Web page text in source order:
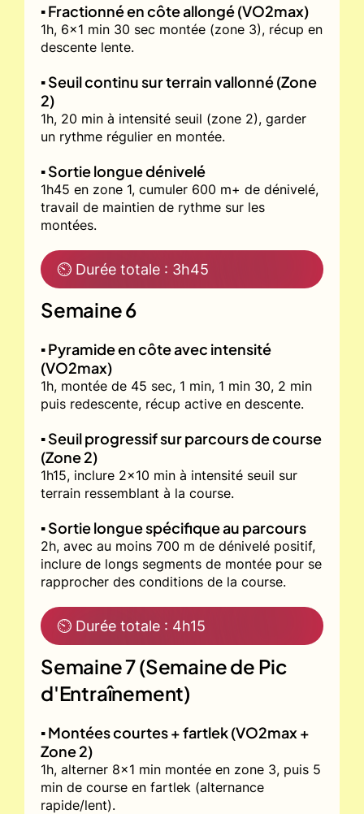
▪️ Fractionné en côte allongé (VO2max)
1h, 6x1 min 30 sec montée (zone 3), récup en
descente lente.
▪️ Seuil continu sur terrain vallonné (Zone
2)
1h, 20 min à intensité seuil (zone 2), garder
un rythme régulier en montée.
▪️ Sortie longue dénivelé
1h45 en zone 1, cumuler 600 m+ de dénivelé,
travail de maintien de rythme sur les
montées.
⏲ Durée totale : 3h45
Semaine 6
▪️ Pyramide en côte avec intensité
(VO2max)
1h, montée de 45 sec, 1 min, 1 min 30, 2 min
puis redescente, récup active en descente.
▪️ Seuil progressif sur parcours de course
(Zone 2)
1h15, inclure 2x10 min à intensité seuil sur
terrain ressemblant à la course.
▪️ Sortie longue spécifique au parcours
2h, avec au moins 700 m de dénivelé positif,
inclure de longs segments de montée pour se
rapprocher des conditions de la course.
⏲ Durée totale : 4h15
Semaine 7 (Semaine de Pic
d'Entraînement)
▪️ Montées courtes + fartlek (VO2max +
Zone 2)
1h, alterner 8x1 min montée en zone 3, puis 5
min de course en fartlek (alternance
rapide/lent).